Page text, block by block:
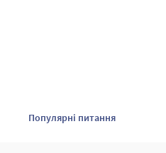
Популярні питання